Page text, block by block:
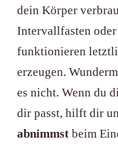
dein Körper
Intervallfasten
funktionieren
erzeugen.
es nicht. Wenn du
dir passt, hilft dir
abnimmst beim